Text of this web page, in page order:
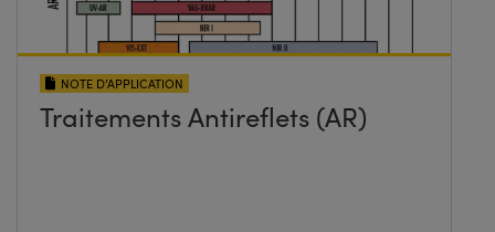
NOTE D’APPLICATION
Traitements Antireflets (AR)